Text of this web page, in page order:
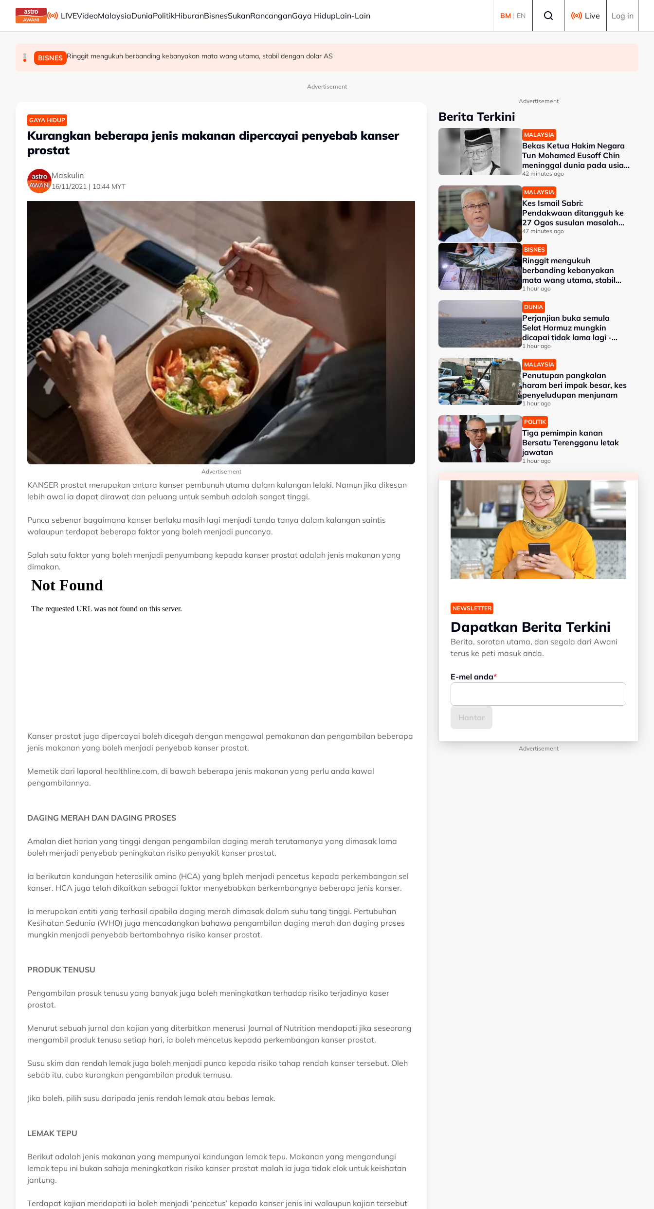
Skip to main content
LIVEVideoMalaysiaDuniaPolitikHiburanBisnesSukanRancanganGaya HidupLain-Lain BM | EN Live Log in
MALAYSIA Kes Ismail Sabri: Pendakwaan ditangguh ke 27 Ogos susulan masalah kesihatan
BISNES Ringgit mengukuh berbanding kebanyakan mata wang utama, stabil dengan dolar AS
MALAYSIA Bekas Ketua Hakim Negara Tun Mohamed Eusoff Chin meninggal dunia pada usia 91 tahun
Advertisement
GAYA HIDUP
Kurangkan beberapa jenis makanan dipercayai penyebab kanser
prostat
Maskulin
16/11/2021 | 10:44 MYT
Advertisement
KANSER prostat merupakan antara kanser pembunuh utama dalam kalangan lelaki. Namun jika dikesan
lebih awal ia dapat dirawat dan peluang untuk sembuh adalah sangat tinggi.
Punca sebenar bagaimana kanser berlaku masih lagi menjadi tanda tanya dalam kalangan saintis
walaupun terdapat beberapa faktor yang boleh menjadi puncanya.
Salah satu faktor yang boleh menjadi penyumbang kepada kanser prostat adalah jenis makanan yang
dimakan.
Kanser prostat juga dipercayai boleh dicegah dengan mengawal pemakanan dan pengambilan beberapa
jenis makanan yang boleh menjadi penyebab kanser prostat.
Memetik dari laporal healthline.com, di bawah beberapa jenis makanan yang perlu anda kawal
pengambilannya.
DAGING MERAH DAN DAGING PROSES
Amalan diet harian yang tinggi dengan pengambilan daging merah terutamanya yang dimasak lama
boleh menjadi penyebab peningkatan risiko penyakit kanser prostat.
Ia berikutan kandungan heterosilik amino (HCA) yang bpleh menjadi pencetus kepada perkembangan sel
kanser. HCA juga telah dikaitkan sebagai faktor menyebabkan berkembangnya beberapa jenis kanser.
Ia merupakan entiti yang terhasil apabila daging merah dimasak dalam suhu tang tinggi. Pertubuhan
Kesihatan Sedunia (WHO) juga mencadangkan bahawa pengambilan daging merah dan daging proses
mungkin menjadi penyebab bertambahnya risiko kanser prostat.
PRODUK TENUSU
Pengambilan prosuk tenusu yang banyak juga boleh meningkatkan terhadap risiko terjadinya kaser
prostat.
Menurut sebuah jurnal dan kajian yang diterbitkan menerusi Journal of Nutrition mendapati jika seseorang
mengambil produk tenusu setiap hari, ia boleh mencetus kepada perkembangan kanser prostat.
Susu skim dan rendah lemak juga boleh menjadi punca kepada risiko tahap rendah kanser tersebut. Oleh
sebab itu, cuba kurangkan pengambilan produk ternusu.
Jika boleh, pilih susu daripada jenis rendah lemak atau bebas lemak.
LEMAK TEPU
Berikut adalah jenis makanan yang mempunyai kandungan lemak tepu. Makanan yang mengandungi
lemak tepu ini bukan sahaja meningkatkan risiko kanser prostat malah ia juga tidak elok untuk keishatan
jantung.
Terdapat kajian mendapati ia boleh menjadi ‘pencetus’ kepada kanser jenis ini walaupun kajian tersebut
Advertisement
Berita Terkini
MALAYSIA
Bekas Ketua Hakim Negara
Tun Mohamed Eusoff Chin
meninggal dunia pada usia
91 tahun
42 minutes ago
MALAYSIA
Kes Ismail Sabri:
Pendakwaan ditangguh ke
27 Ogos susulan masalah
kesihatan
47 minutes ago
BISNES
Ringgit mengukuh
berbanding kebanyakan
mata wang utama, stabil
dengan dolar AS
1 hour ago
DUNIA
Perjanjian buka semula
Selat Hormuz mungkin
dicapai tidak lama lagi -
Trump
1 hour ago
MALAYSIA
Penutupan pangkalan
haram beri impak besar, kes
penyeludupan menjunam
1 hour ago
POLITIK
Tiga pemimpin kanan
Bersatu Terengganu letak
jawatan
1 hour ago
NEWSLETTER
Dapatkan Berita Terkini
Berita, sorotan utama, dan segala dari Awani
terus ke peti masuk anda.
E-mel anda
Advertisement